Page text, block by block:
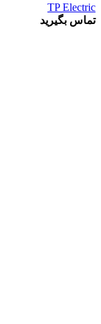
TP Electric
تماس بگیرید